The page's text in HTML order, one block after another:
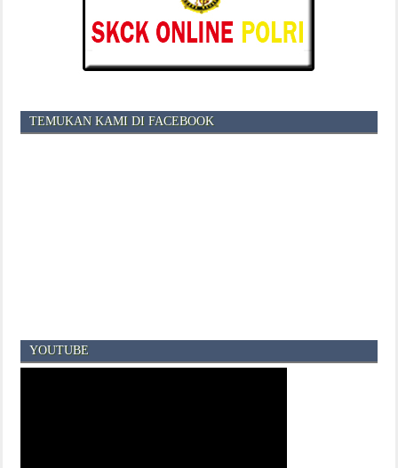
TEMUKAN KAMI DI FACEBOOK
YOUTUBE